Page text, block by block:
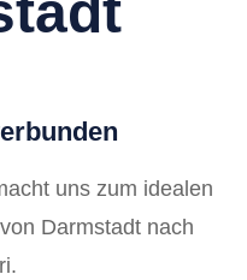
uns zum idealen
Darmstadt nach